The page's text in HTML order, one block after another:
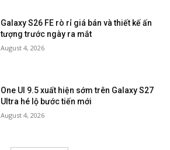
Galaxy S26 FE rò rỉ giá bán và thiết kế ấn
tượng trước ngày ra mắt
August 4, 2026
One UI 9.5 xuất hiện sớm trên Galaxy S27
Ultra hé lộ bước tiến mới
August 4, 2026